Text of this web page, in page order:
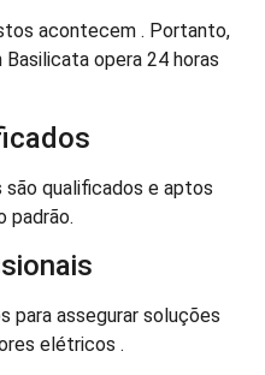
acontecem . Portanto,
opera 24 horas
qualificados e aptos
padrão.
para assegurar soluções
elétricos .